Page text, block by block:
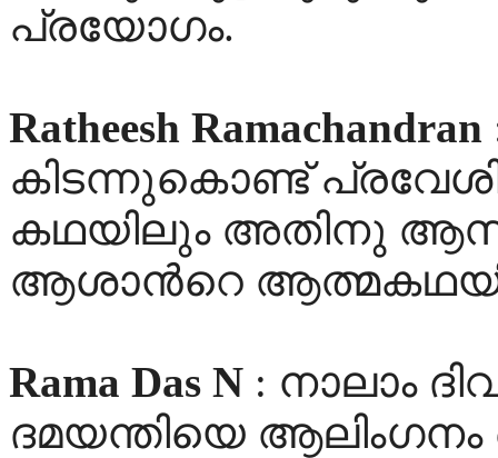
പ്രയോഗം.
Ratheesh Ramachandran
കിടന്നുകൊണ്ട്
കഥയിലും അതിനു
ആശാന്‍റെ
Rama Das N : നാലാം
ദമയന്തിയെ